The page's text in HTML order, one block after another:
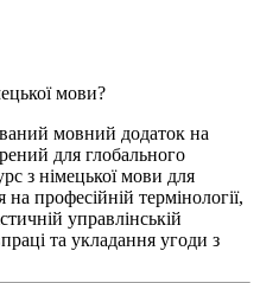
мови?
мовний додаток на
для глобального
з німецької мови для
професійній термінології,
управлінській
та укладання угоди з